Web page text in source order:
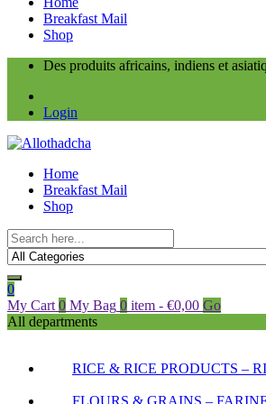
Breakfast Mail
Shop
Des produits africains, indiens et
Login
Home
Breakfast Mail
Shop
0
My Cart 0 My Bag 0 item - €0,00 Go
All departments
RICE & RICE PRODUCTS –
FLOURS & GRAINS –